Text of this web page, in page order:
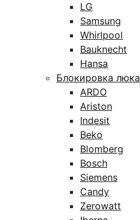
LG
Samsung
Whirlpool
Bauknecht
Hansa
Блокировка люка
ARDO
Ariston
Indesit
Beko
Blomberg
Bosch
Siemens
Candy
Zerowatt